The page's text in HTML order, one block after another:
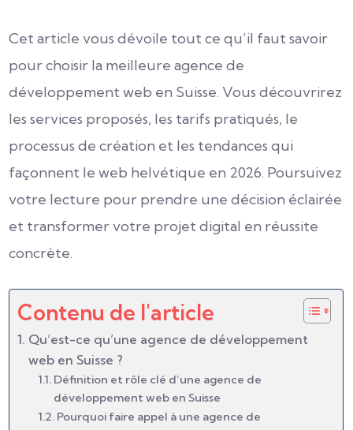
Cet article vous dévoile tout ce qu’il faut savoir
pour choisir la meilleure agence de
développement web en Suisse. Vous découvrirez
les services proposés, les tarifs pratiqués, le
processus de création et les tendances qui
façonnent le web helvétique en 2026. Poursuivez
votre lecture pour prendre une décision éclairée
et transformer votre projet digital en réussite
concrète.
Contenu de l'article
Qu’est-ce qu’une agence de développement
web en Suisse ?
Définition et rôle clé d’une agence de
développement web en Suisse
Pourquoi faire appel à une agence de